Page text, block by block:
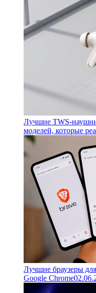
Лучшие TWS-
моделей, которые
Лучшие браузеры
Google Chrome